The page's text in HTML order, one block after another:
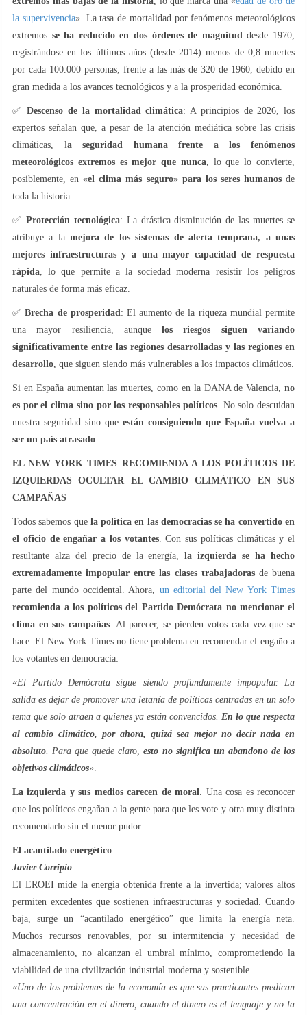
la supervivencia». La tasa de mortalidad por fenómenos meteorológicos
extremos se ha reducido en dos órdenes de magnitud desde 1970,
registrándose en los últimos años (desde 2014) menos de 0,8 muertes
por cada 100.000 personas, frente a las más de 320 de 1960, debido en
gran medida a los avances tecnológicos y a la prosperidad económica.
✅Descenso de la mortalidad climática: A principios de 2026, los
expertos señalan que, a pesar de la atención mediática sobre las crisis
climáticas, la seguridad humana frente a los fenómenos
meteorológicos extremos es mejor que nunca, lo que lo convierte,
posiblemente, en«el clima más seguro» para los seres humanosde
toda la historia.
✅ Protección tecnológica: La drástica disminución de las muertes se
atribuye a lamejora de los sistemas de alerta temprana, a unas
mejores infraestructuras y a una mayor capacidad de respuesta
rápida , lo que permite a la sociedad moderna resistir los peligros
naturales de forma más eficaz.
✅Brecha de prosperidad : El aumento de la riqueza mundial permite
una mayor resiliencia, aunquelos riesgos siguen variando
significativamente entre las regiones desarrolladas y las regiones en
desarrollo , que siguen siendo más vulnerables a los impactos climáticos.
Si en España aumentan las muertes, como en la DANA de Valencia, no
es por el clima sino por los responsables políticos. No solo descuidan
nuestra seguridad sino que están consiguiendo que España vuelva a
ser un país atrasado
EL NEW YORK TIMES RECOMIENDA A LOS POLÍTICOS DE
IZQUIERDAS OCULTAR EL CAMBIO CLIMÁTICO EN SUS
CAMPAÑAS
Todos sabemos que la política en las democracias se ha convertido en
el oficio de engañar a los votantes. Con sus políticas climáticas y el
resultante alza del precio de la energía,la izquierda se ha hecho
extremadamente impopular entre las clases trabajadorasde buena
parte del mundo occidental. Ahora, un editorial del New York Times
recomienda a los políticos del Partido Demócrata no mencionar el
clima en sus campañas . Al parecer, se pierden votos cada vez que se
hace. El New York Times no tiene problema en recomendar el engaño a
los votantes en democracia:
«El Partido Demócrata sigue siendo profundamente impopular. La
salida es dejar de promover una letanía de políticas centradas en un solo
tema que solo atraen a quienes ya están convencidos. En lo que respecta
al cambio climático, por ahora, quizá sea mejor no decir nada en
absoluto . Para que quede claro,esto no significa un abandono de los
objetivos climáticos»
La izquierda y sus medios carecen de moral
. Una cosa es reconocer
que los políticos engañan a la gente para que les vote y otra muy distinta
recomendarlo sin el menor pudor.
El acantilado energético
Javier Corripio
El EROEI mide la energía obtenida frente a la invertida; valores altos
permiten excedentes que sostienen infraestructuras y sociedad. Cuando
baja, surge un “acantilado energético” que limita la energía neta.
Muchos recursos renovables, por su intermitencia y necesidad de
almacenamiento, no alcanzan el umbral mínimo, comprometiendo la
viabilidad de una civilización industrial moderna y sostenible.
«Uno de los problemas de la economía es que sus practicantes predican
una concentración en el dinero, cuando el dinero es el lenguaje y no la